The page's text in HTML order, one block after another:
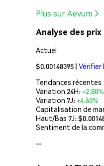
Plus sur Aevum
Analyse des prix
Actuel
$0.00148395 (Vérifier
Tendances récentes
Variation 24H:+2.80%
Variation 7J:+4.60%
Capitalisation de
Haut/Bas 7J: $
Sentiment de la
--